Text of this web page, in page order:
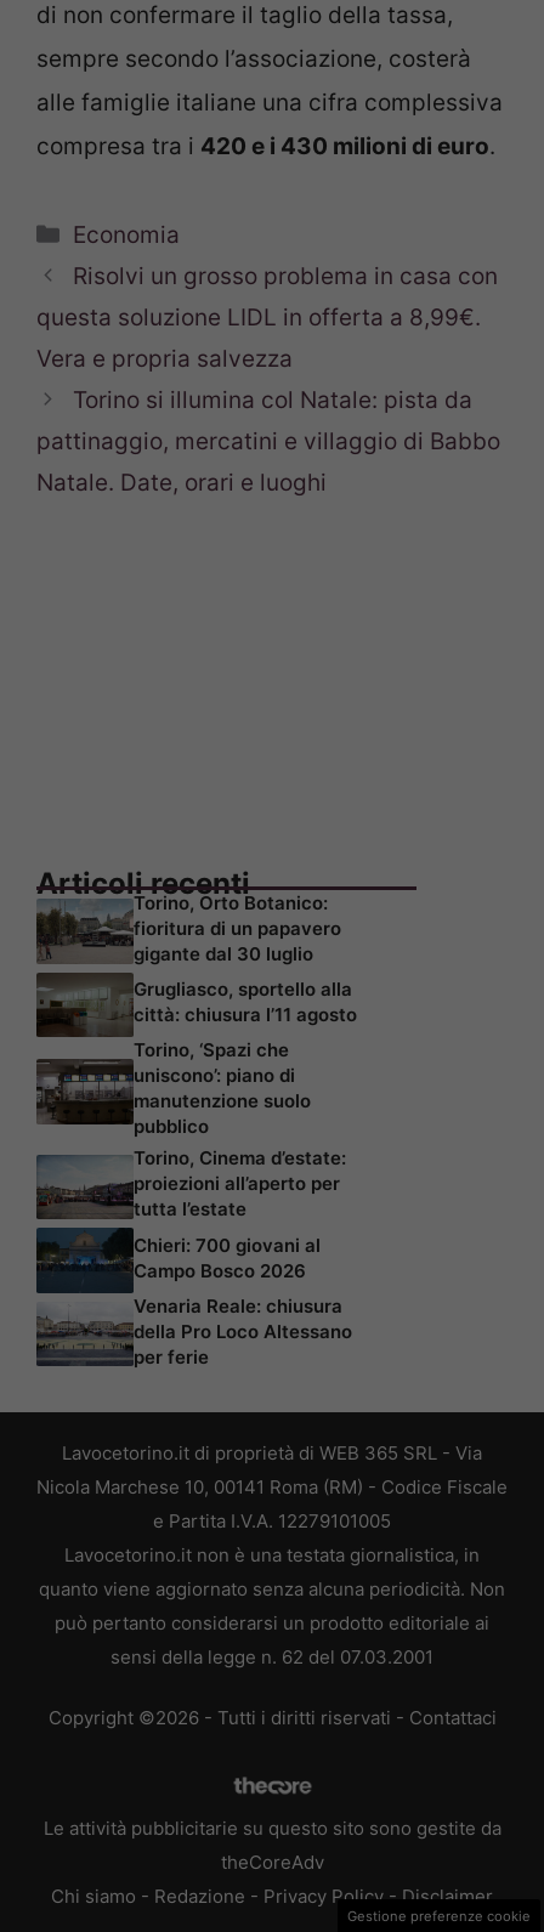
di non confermare il taglio della tassa,
sempre secondo l’associazione, costerà
alle famiglie italiane una cifra complessiva
compresa tra i 420 e i 430 milioni di euro.
Categorie
Economia
Risolvi un grosso problema in casa con
questa soluzione LIDL in offerta a 8,99€.
Vera e propria salvezza
Torino si illumina col Natale: pista da
pattinaggio, mercatini e villaggio di Babbo
Natale. Date, orari e luoghi
Articoli recenti
Torino, Orto Botanico:
fioritura di un papavero
gigante dal 30 luglio
Grugliasco, sportello alla
città: chiusura l’11 agosto
Torino, ‘Spazi che
uniscono’: piano di
manutenzione suolo
pubblico
Torino, Cinema d’estate:
proiezioni all’aperto per
tutta l’estate
Chieri: 700 giovani al
Campo Bosco 2026
Venaria Reale: chiusura
della Pro Loco Altessano
per ferie
Lavocetorino.it di proprietà di WEB 365 SRL - Via
Nicola Marchese 10, 00141 Roma (RM) - Codice Fiscale
e Partita I.V.A. 12279101005
Lavocetorino.it non è una testata giornalistica, in
quanto viene aggiornato senza alcuna periodicità. Non
può pertanto considerarsi un prodotto editoriale ai
sensi della legge n. 62 del 07.03.2001
Copyright ©2026 - Tutti i diritti riservati - Contattaci
Le attività pubblicitarie su questo sito sono gestite da
theCoreAdv
Chi siamo - Redazione - Privacy Policy - Disclaimer
Gestione preferenze cookie